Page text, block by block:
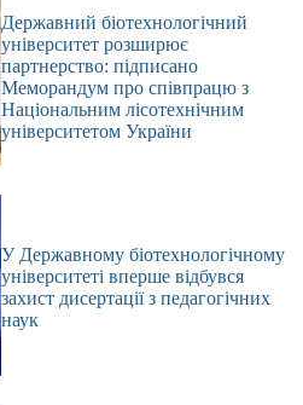
Державний біотехнологічний
університет розширює
партнерство: підписано
Меморандум про співпрацю з
Національним лісотехнічним
університетом України
У Державному біотехнологічному
університеті вперше відбувся
захист дисертації з педагогічних
наук